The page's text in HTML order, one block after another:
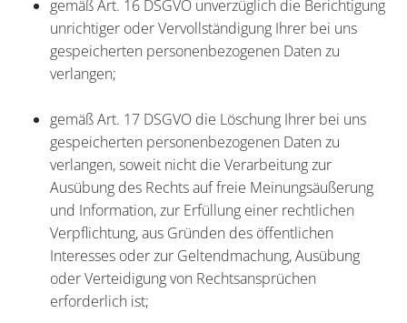
gemäß Art. 16 DSGVO unverzüglich die Berichtigung
unrichtiger oder Vervollständigung Ihrer bei uns
gespeicherten personenbezogenen Daten zu
verlangen;
gemäß Art. 17 DSGVO die Löschung Ihrer bei uns
gespeicherten personenbezogenen Daten zu
verlangen, soweit nicht die Verarbeitung zur
Ausübung des Rechts auf freie Meinungsäußerung
und Information, zur Erfüllung einer rechtlichen
Verpflichtung, aus Gründen des öffentlichen
Interesses oder zur Geltendmachung, Ausübung
oder Verteidigung von Rechtsansprüchen
erforderlich ist;